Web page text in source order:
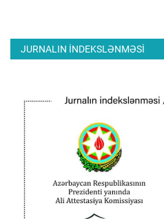
ƏLAQƏ
Azerbaijani English
JURNALIN INDEKSLƏNMƏSI